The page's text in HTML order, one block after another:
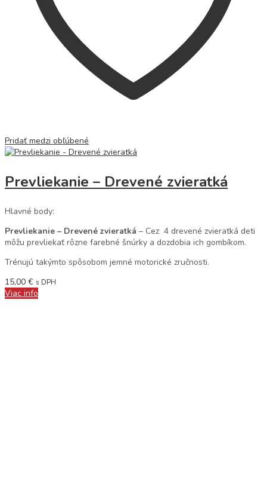
Pridať medzi obľúbené
Prevliekanie – Drevené zvieratká
Hlavné body:
Prevliekanie – Drevené zvieratká – Cez 4 drevené zvieratká deti
môžu prevliekať rôzne farebné šnúrky a dozdobia ich gombíkom.
Trénujú takýmto spôsobom jemné motorické zručnosti.
15,00 € s DPH
Viac info